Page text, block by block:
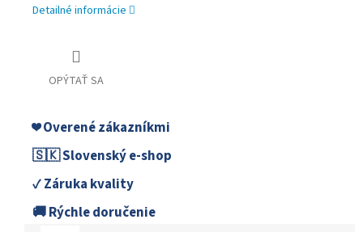
Detailné informácie
OPÝTAŤ SA
❤️ Overené zákazníkmi
🇸🇰 Slovenský e-shop
✓ Záruka kvality
🚚 Rýchle doručenie